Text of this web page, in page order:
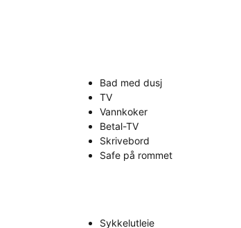
Bad med dusj
TV
Vannkoker
Betal-TV
Skrivebord
Safe på rommet
Sykkelutleie